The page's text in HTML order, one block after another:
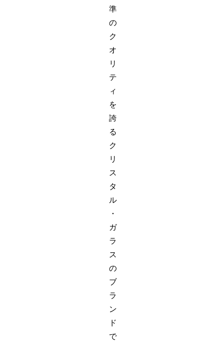
準
の
ク
オ
リ
テ
ィ
を
誇
る
ク
リ
ス
タ
ル
・
ガ
ラ
ス
の
ブ
ラ
ン
ド
で